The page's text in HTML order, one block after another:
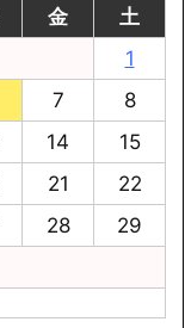
金
土
1
7
8
14
15
21
22
28
29